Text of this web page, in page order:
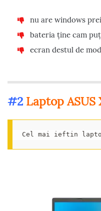
nu are windows
bateria ține cam
ecran destul de
#2 Laptop ASUS
Cel mai ieftin